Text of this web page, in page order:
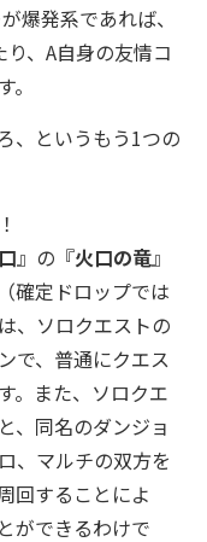
爆発系であれば、
、A自身の友情コ
、というもう1つの
』の『火口の竜』
確定ドロップでは
、ソロクエストの
で、普通にクエス
。また、ソロクエ
、同名のダンジョ
、マルチの双方を
回することによ
ができるわけで